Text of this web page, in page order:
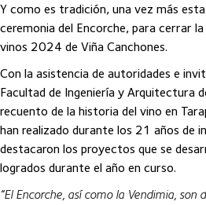
Y como es tradición, una vez más
ceremonia del Encorche, para cerrar
vinos 2024 de Viña Canchones.
Con la asistencia de autoridades e
Facultad de Ingeniería y Arquitectura
recuento de la historia del vino en
han realizado durante los 21 años de
destacaron los proyectos que se
logrados durante el año en curso.
“El Encorche, así como la Vendimia, son